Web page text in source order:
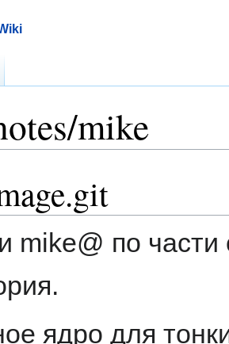
mike
mike@ по
ядро для